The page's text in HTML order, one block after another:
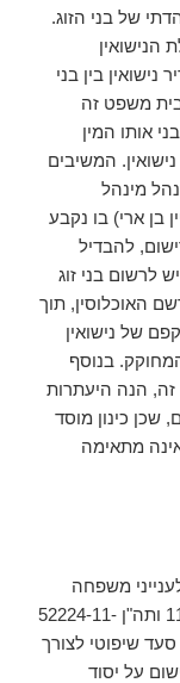
של בני הזוג.
הנישואין
נישואין בין בני
בית משפט זה
אותו המין
המשיבים
05 בן-ארי נ' מנהל מינהל
(2006) (להלן עניין בן ארי) בו נקבע
להבדיל
לרשום בני זוג
האוכלוסין, תוך
של נישואין
בנוסף
זה, הנה היעתרות
כינון מוסד
מתאימה
משפחה
שאליהם הפנו העותרים (תמ"ש 11264-09-12 ותה"ן 52224-11-
סעד שיפוטי לצורך
על יסוד